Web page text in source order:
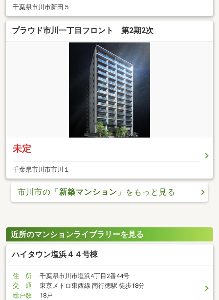
千葉県市川市新田５
プラウド市川一丁目フロント 第2期2次
未定
千葉県市川市市川１
市川市の「 新築マンション 」をもっと見る
近所のマンションライブラリーを見る
ハイタウン塩浜４４号棟
住 所
千葉県市川市塩浜4丁目2番44号
交 通
東京メトロ東西線 南行徳駅 徒歩18分
総戸数
18戸